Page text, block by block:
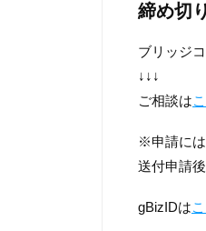
締め切
ブリッジ
↓↓↓
ご相談は
※申請には
送付申請
gBizIDは